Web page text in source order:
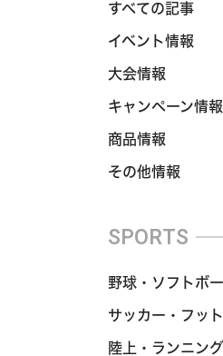
すべての記事
イベント情報
大会情報
キャンペーン情報
商品情報
その他情報
SPORTS
野球・ソフトボ
サッカー・フッ
陸上・ランニング